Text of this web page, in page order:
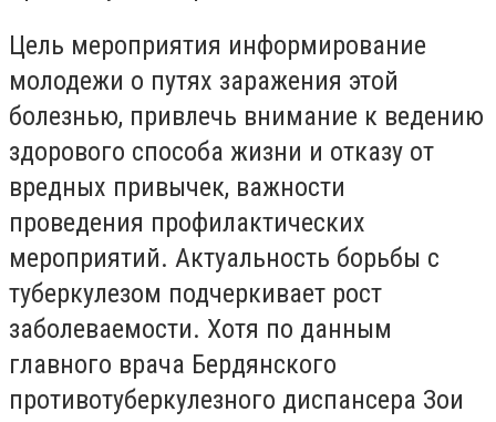
Цель мероприятия информирование
молодежи о путях заражения этой
болезнью, привлечь внимание к ведению
здорового способа жизни и отказу от
вредных привычек, важности
проведения профилактических
мероприятий. Актуальность борьбы с
туберкулезом подчеркивает рост
заболеваемости. Хотя по данным
главного врача Бердянского
противотуберкулезного диспансера Зои